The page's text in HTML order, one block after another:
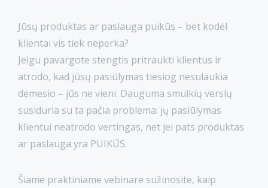
Jūsų produktas ar paslauga puikūs – bet kodėl
klientai vis tiek neperka?
Jeigu pavargote stengtis pritraukti klientus ir
atrodo, kad jūsų pasiūlymas tiesiog nesulaukia
dėmesio – jūs ne vieni. Dauguma smulkių verslų
susiduria su ta pačia problema: jų pasiūlymas
klientui neatrodo vertingas, net jei pats produktas
ar paslauga yra PUIKŪS.
Šiame praktiniame vebinare sužinosite, kaip